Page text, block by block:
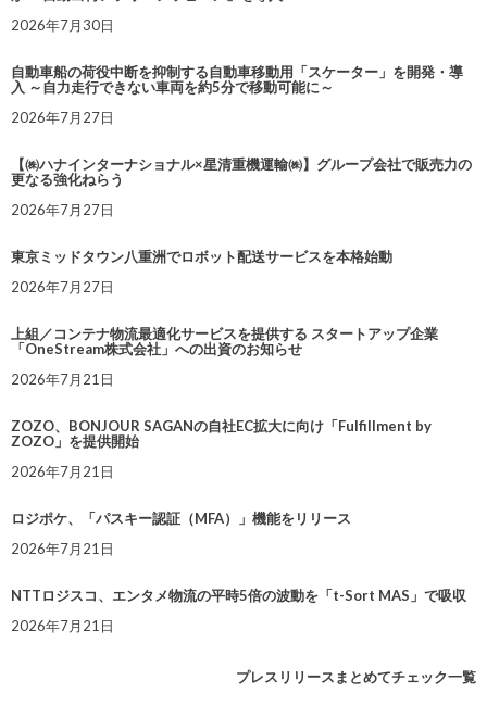
2026年7月30日
自動車船の荷役中断を抑制する自動車移動用「スケーター」を開発・導
入 ～自力走行できない車両を約5分で移動可能に～
2026年7月27日
【㈱ハナインターナショナル×星清重機運輸㈱】グループ会社で販売力の
更なる強化ねらう
2026年7月27日
東京ミッドタウン八重洲でロボット配送サービスを本格始動
2026年7月27日
上組／コンテナ物流最適化サービスを提供する スタートアップ企業
「OneStream株式会社」への出資のお知らせ
2026年7月21日
ZOZO、BONJOUR SAGANの自社EC拡大に向け「Fulfillment by
ZOZO」を提供開始
2026年7月21日
ロジポケ、「パスキー認証（MFA）」機能をリリース
2026年7月21日
NTTロジスコ、エンタメ物流の平時5倍の波動を「t-Sort MAS」で吸収
2026年7月21日
プレスリリースまとめてチェック一覧